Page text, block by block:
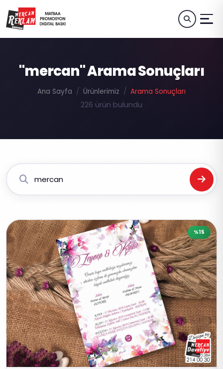
"mercan" Arama Sonuçları
Ana Sayfa Ürünlerimiz Arama Sonuçları
226 ürün bulundu
%15